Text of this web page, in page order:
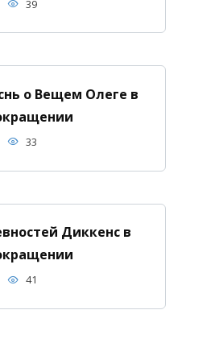
39
о Вещем Олеге в
33
Диккенс в
41